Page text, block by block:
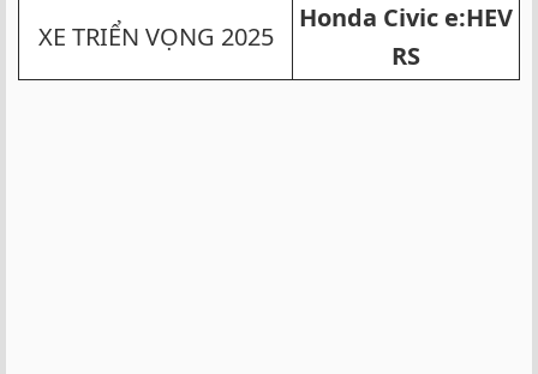
XE TRIỂN VỌNG 2025​
Honda Civic e:HEV
RS